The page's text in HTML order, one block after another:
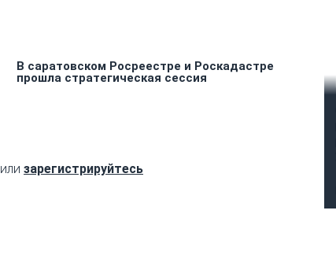
В саратовском Росреестре и Роскадастре
прошла стратегическая сессия
или зарегистрируйтесь